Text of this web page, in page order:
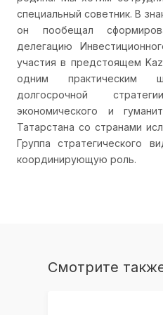
специальный советник. В
он пообещал
делегацию
участия в предстоящем
одним практическим
долгосрочной
экономического и
Татарстана со странами
Группа стратегического
координирующую роль.
Смотрите